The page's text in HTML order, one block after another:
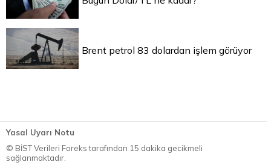
Brent petrol 83 dolardan işlem görüyor
Yasal Uyarı Notu
© BİST Verileri Foreks tarafından 15 dakika gecikmeli
sağlanmaktadır.